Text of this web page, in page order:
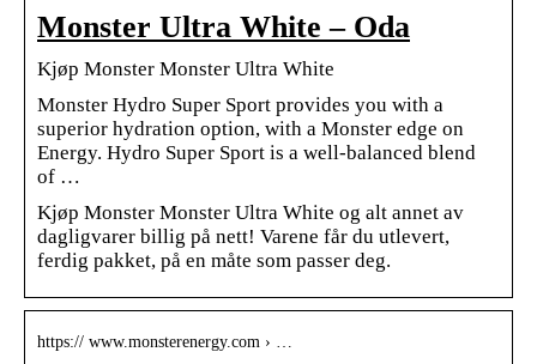
Monster Ultra White – Oda
Kjøp Monster Monster Ultra White
Monster Hydro Super Sport provides you with a
superior hydration option, with a Monster edge on
Energy. Hydro Super Sport is a well-balanced blend
of …
Kjøp Monster Monster Ultra White og alt annet av
dagligvarer billig på nett! Varene får du utlevert,
ferdig pakket, på en måte som passer deg.
https:// www.monsterenergy.com › …